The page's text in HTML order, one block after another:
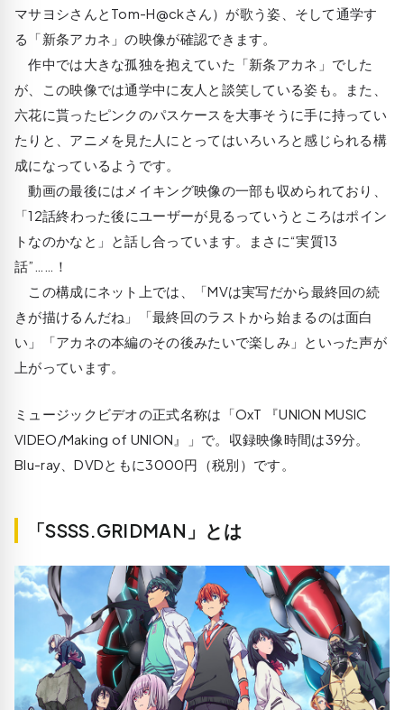
マサヨシさんとTom-H@ckさん）が歌う姿、そして通学す
る「新条アカネ」の映像が確認できます。
作中では大きな孤独を抱えていた「新条アカネ」でした
が、この映像では通学中に友人と談笑している姿も。また、
六花に貰ったピンクのパスケースを大事そうに手に持ってい
たりと、アニメを見た人にとってはいろいろと感じられる構
成になっているようです。
動画の最後にはメイキング映像の一部も収められており、
「12話終わった後にユーザーが見るっていうところはポイン
トなのかなと」と話し合っています。まさに“実質13
話”……！
この構成にネット上では、「MVは実写だから最終回の続
きが描けるんだね」「最終回のラストから始まるのは面白
い」「アカネの本編のその後みたいで楽しみ」といった声が
上がっています。
ミュージックビデオの正式名称は「OxT 『UNION MUSIC
VIDEO/Making of UNION』」で。収録映像時間は39分。
Blu-ray、DVDともに3000円（税別）です。
「SSSS.GRIDMAN」とは